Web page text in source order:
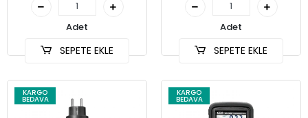
Adet
SEPETE EKLE
Adet
SEPETE EKLE
KARGO
BEDAVA
KARGO
BEDAVA